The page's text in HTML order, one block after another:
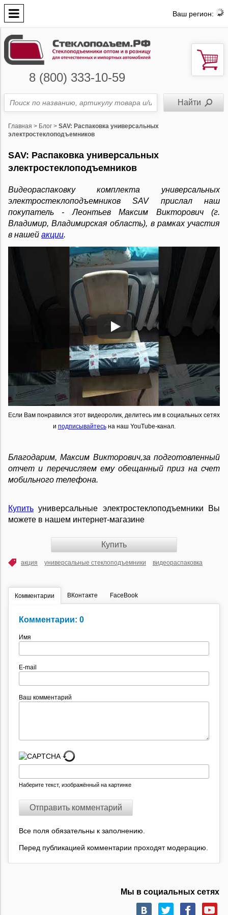
Ваш регион:
8 (800) 333-10-59
Главная > Блог > SAV: Распаковка универсальных
электростеклоподъемников
SAV: Распаковка универсальных
электростеклоподъемников
Видеораспаковку комплекта универсальных
электростеклоподъемников SAV прислал наш
покупатель - Леонтьев Максим Викторович (г.
Владимир, Владимирская область), в рамках участия
в нашей акции.
Если Вам понравился этот видеоролик, делитесь им в социальных сетях
и подписывайтесьна наш YouTube-канал.
Благодарим, Максим Викторович,за подготовленный
отчет и перечисляем ему обещанный приз на счет
мобильного телефона.
Купить универсальные электростеклоподъемники Вы
можете в нашем интернет-магазине
Купить
акция универсальные стеклоподъемники видеораспаковка
Комментарии ВКонтакте FaceBook
Комментарии: 0
Имя
E-mail
Ваш комментарий
Наберите текст, изображённый на картинке
Все поля обязательны к заполнению.
Перед публикацией комментарии проходят модерацию.
Мы в социальных сетях